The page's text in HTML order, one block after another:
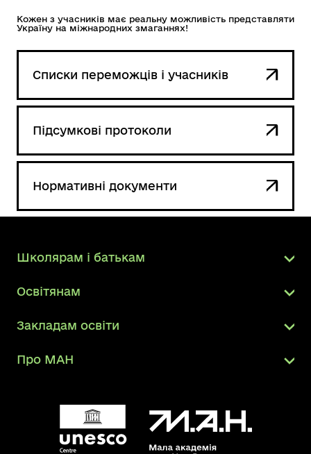
Кожен з учасників має реальну можливість представляти
Україну на міжнародних змаганнях!
Списки переможців і учасників
Підсумкові протоколи
Нормативні документи
Школярам і батькам
Освітянам
Закладам освіти
Про МАН